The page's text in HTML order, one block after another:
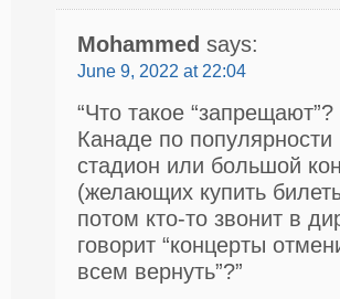
Mohammed says:
June 9, 2022 at 22:04
“Что такое
Канаде по популярности
стадион или большой
(желающих купить
потом кто-то звонит в
говорит “концерты
всем вернуть”?”